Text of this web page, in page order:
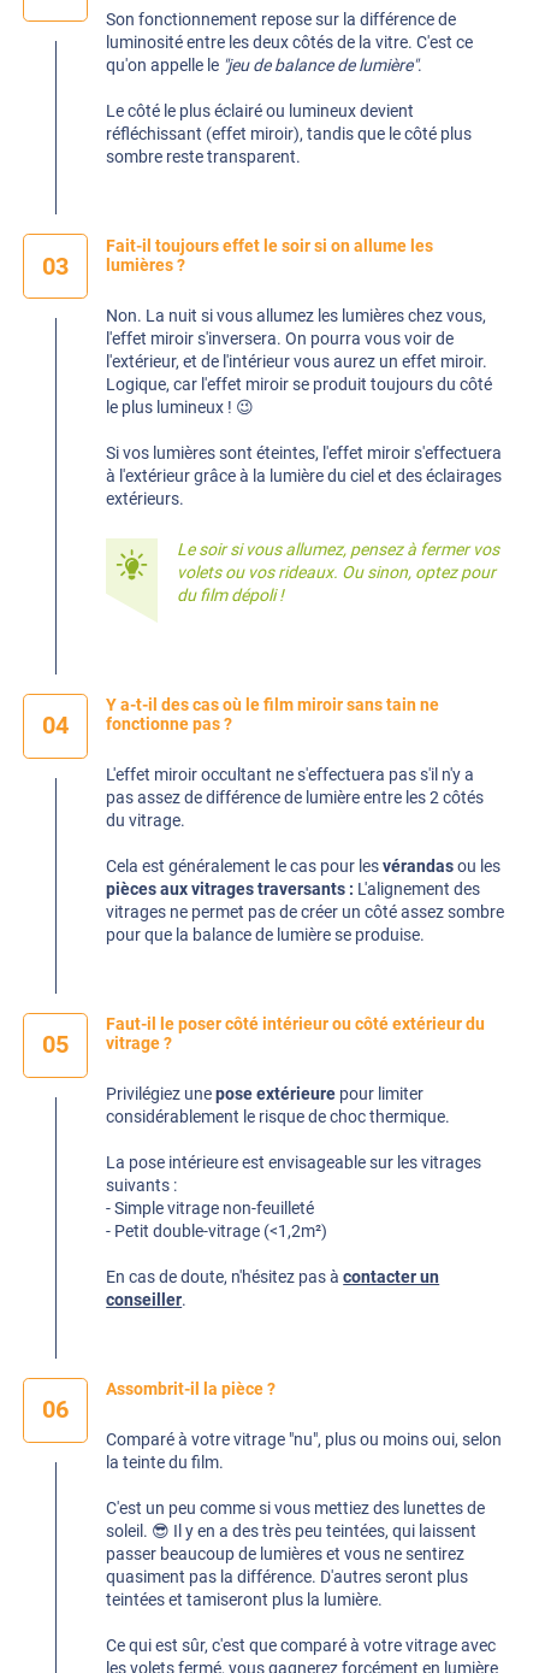
Son fonctionnement repose sur la différence de
luminosité entre les deux côtés de la vitre. C'est ce
qu'on appelle le "jeu de balance de lumière".
Le côté le plus éclairé ou lumineux devient
réfléchissant (effet miroir), tandis que le côté plus
sombre reste transparent.
03
Fait-il toujours effet le soir si on allume les
lumières ?
Non. La nuit si vous allumez les lumières chez vous,
l'effet miroir s'inversera. On pourra vous voir de
l'extérieur, et de l'intérieur vous aurez un effet miroir.
Logique, car l'effet miroir se produit toujours du côté
le plus lumineux ! 😉
Si vos lumières sont éteintes, l'effet miroir s'effectuera
à l'extérieur grâce à la lumière du ciel et des éclairages
extérieurs.
Le soir si vous allumez, pensez à fermer vos
volets ou vos rideaux. Ou sinon, optez pour
dufilm dépoli!
04
Y a-t-il des cas où le film miroir sans tain ne
fonctionne pas ?
L'effet miroir occultant ne s'effectuera pas s'il n'y a
pas assez de différence de lumière entre les 2 côtés
du vitrage.
Cela est généralement le cas pour lesvérandasou les
pièces aux vitrages traversants : L'alignement des
vitrages ne permet pas de créer un côté assez sombre
pour que la balance de lumière se produise.
05
Faut-il le poser côté intérieur ou côté extérieur du
vitrage ?
Privilégiez unepose extérieure pour limiter
considérablement le risque de choc thermique.
La pose intérieure est envisageable sur les vitrages
suivants :
- Simple vitrage non-feuilleté
- Petit double-vitrage (<1,2m²)
En cas de doute, n'hésitez pas àcontacter un
conseiller.
06
Assombrit-il la pièce ?
Comparé à votre vitrage "nu", plus ou moins oui, selon
la teinte du film.
C'est un peu comme si vous mettiez des lunettes de
soleil. 😎 Il y en a des très peu teintées, qui laissent
passer beaucoup de lumières et vous ne sentirez
quasiment pas la différence. D'autres seront plus
teintées et tamiseront plus la lumière.
Ce qui est sûr, c'est que comparé à votre vitrage avec
les volets fermé, vous gagnerez forcément en lumière